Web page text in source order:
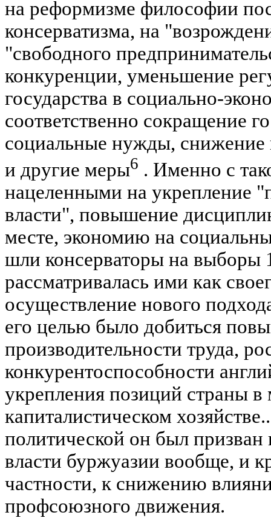
на реформизме философии
консерватизма, на
"свободного
конкуренции, уменьшение
государства в социально-
соответственно сокращение
социальные нужды, снижение
и другие меры6 . Именно с
нацеленными на укрепление
власти", повышение
месте, экономию на
шли консерваторы на выборы
рассматривалась ими как
осуществление нового
его целью было добиться
производительности труда,
конкурентоспособности
укрепления позиций страны
капиталистическом
политической он был
власти буржуазии вообще, и
частности, к снижению
профсоюзного движения.